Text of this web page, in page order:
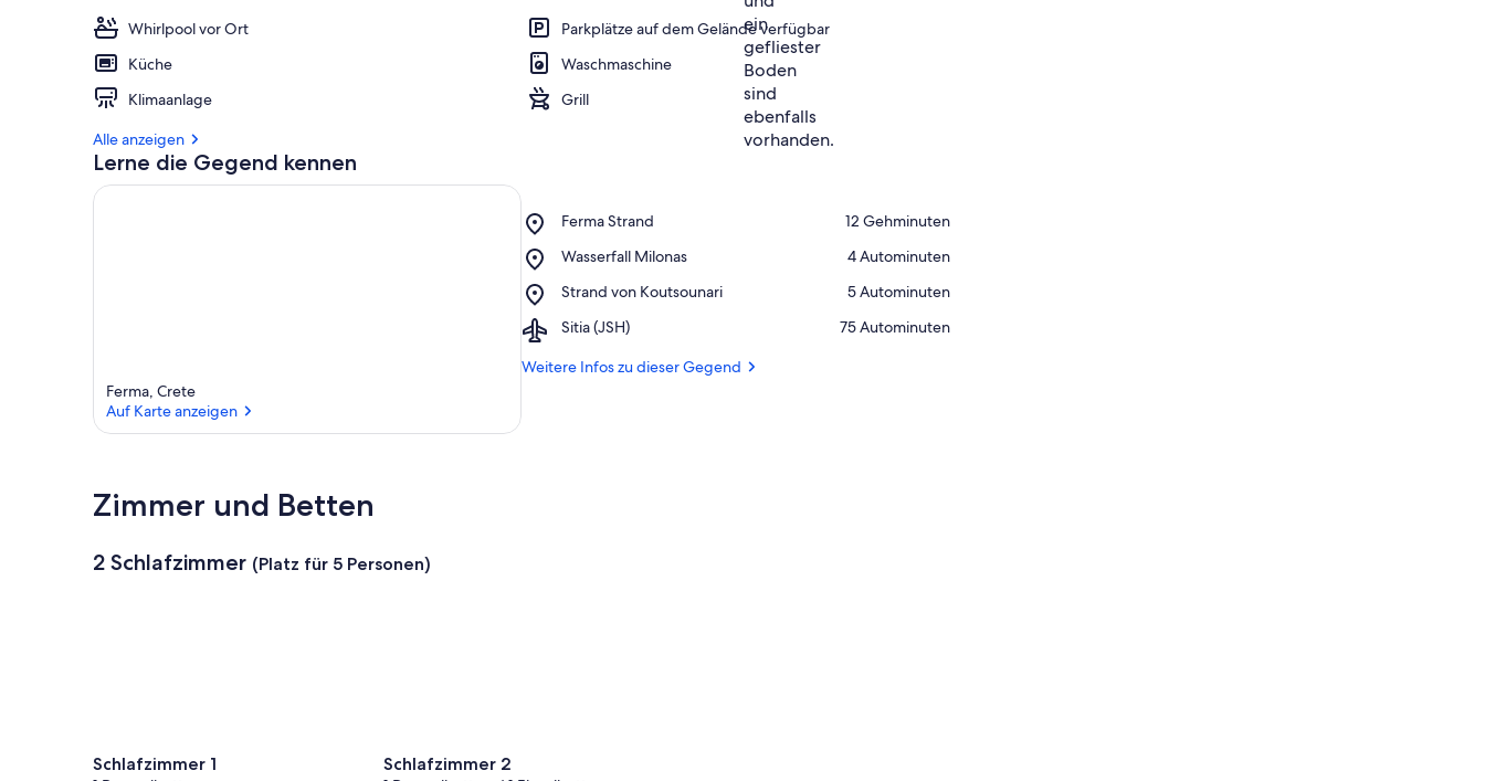
Whirlpool vor Ort
Parkplätze auf dem Gelände verfügbar
Küche
Waschmaschine
Klimaanlage
Grill
Alle anzeigen
Lerne die Gegend kennen
Ferma, Crete
Auf Karte anzeigen
Ferma Strand
Place,
Strand
‪12 Gehminuten‬
Wasserfall Milonas
Place,
Milonas
‪4 Autominuten‬
Strand von Koutsounari
Place,
von
‪5 Autominuten‬
Sitia (JSH)
Airport,
(JSH)
‪75 Autominuten‬
Weitere Infos zu dieser Gegend
Zimmer und Betten
2 Schlafzimmer (Platz für 5 Personen)
Schlafzimmer 1 Schlafzimmer 2